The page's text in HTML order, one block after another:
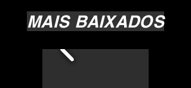
MAIS BAIXADOS